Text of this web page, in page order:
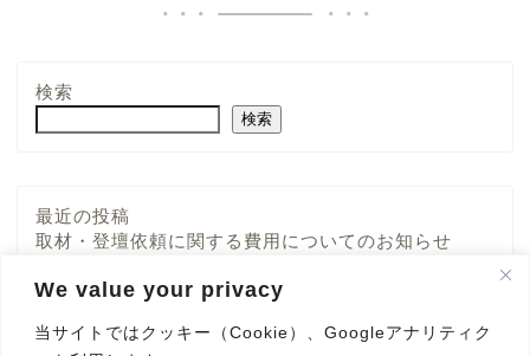
We value your privacy
当サイトではクッキー（Cookie）、Googleアナリティク
検索
検索
最近の投稿
取材・登壇依頼に関する費用についてのお知らせ
ンが紹介されました！
紹介されました！
About